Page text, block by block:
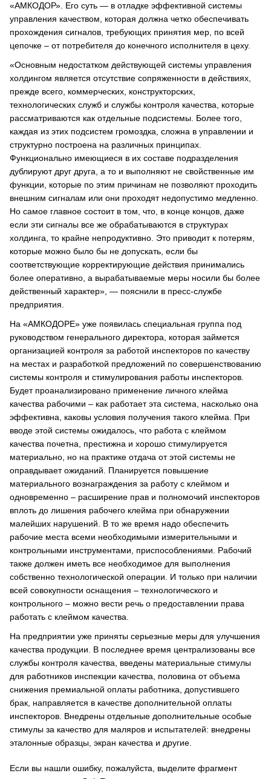
«АМКОДОР». Его суть — в отладке эффективной системы
управления качеством, которая должна четко обеспечивать
прохождения сигналов, требующих принятия мер, по всей
цепочке – от потребителя до конечного исполнителя в цеху.
«Основным недостатком действующей системы управления
холдингом является отсутствие сопряженности в действиях,
прежде всего, коммерческих, конструкторских,
технологических служб и службы контроля качества, которые
рассматриваются как отдельные подсистемы. Более того,
каждая из этих подсистем громоздка, сложна в управлении и
структурно построена на различных принципах.
Функционально имеющиеся в их составе подразделения
дублируют друг друга, а то и выполняют не свойственные им
функции, которые по этим причинам не позволяют проходить
внешним сигналам или они проходят недопустимо медленно.
Но самое главное состоит в том, что, в конце концов, даже
если эти сигналы все же обрабатываются в структурах
холдинга, то крайне непродуктивно. Это приводит к потерям,
которые можно было бы не допускать, если бы
соответствующие корректирующие действия принимались
более оперативно, а вырабатываемые меры носили бы более
действенный характер», — пояснили в пресс-службе
предприятия.
На «АМКОДОРЕ» уже появилась специальная группа под
руководством генерального директора, которая займется
организацией контроля за работой инспекторов по качеству
на местах и разработкой предложений по совершенствованию
системы контроля и стимулирования работы инспекторов.
Будет проанализировано применение личного клейма
качества рабочими – как работает эта система, насколько она
эффективна, каковы условия получения такого клейма. При
вводе этой системы ожидалось, что работа с клеймом
качества почетна, престижна и хорошо стимулируется
материально, но на практике отдача от этой системы не
оправдывает ожиданий. Планируется повышение
материального вознаграждения за работу с клеймом и
одновременно – расширение прав и полномочий инспекторов
вплоть до лишения рабочего клейма при обнаружении
малейших нарушений. В то же время надо обеспечить
рабочие места всеми необходимыми измерительными и
контрольными инструментами, приспособлениями. Рабочий
также должен иметь все необходимое для выполнения
собственно технологической операции. И только при наличии
всей совокупности оснащения – технологического и
контрольного – можно вести речь о предоставлении права
работать с клеймом качества.
На предприятии уже приняты серьезные меры для улучшения
качества продукции. В последнее время централизованы все
службы контроля качества, введены материальные стимулы
для работников инспекции качества, половина от объема
снижения премиальной оплаты работника, допустившего
брак, направляется в качестве дополнительной оплаты
инспекторов. Внедрены отдельные дополнительные особые
стимулы за качество для маляров и испытателей: внедрены
эталонные образцы, экран качества и другие.
Если вы нашли ошибку, пожалуйста, выделите фрагмент